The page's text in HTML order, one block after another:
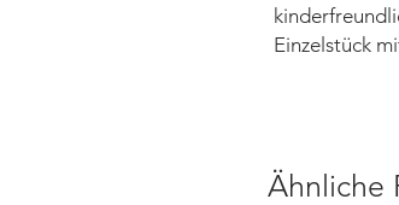
Einzelstück
Ähnliche